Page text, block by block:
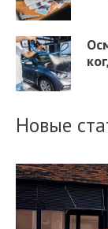
Новые